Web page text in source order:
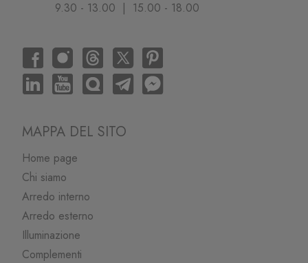
9.30 - 13.00 | 15.00 - 18.00
MAPPA DEL SITO
Home page
Chi siamo
Arredo interno
Arredo esterno
Illuminazione
Complementi